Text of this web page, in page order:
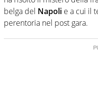
belga del Napoli e a cui il
perentoria nel post gara.